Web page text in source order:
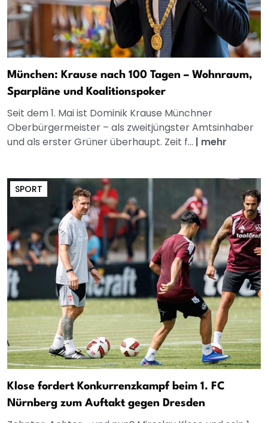
München: Krause nach 100 Tagen – Wohnraum,
Sparpläne und Koalitionspoker
Seit dem 1. Mai ist Dominik Krause Münchner
Oberbürgermeister – als zweitjüngster Amtsinhaber
und als erster Grüner überhaupt. Zeit f... | mehr
SPORT
Klose fordert Konkurrenzkampf beim 1. FC
Nürnberg zum Auftakt gegen Dresden